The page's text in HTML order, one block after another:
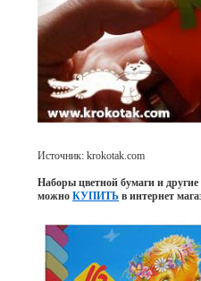
Источник: krokotak.com
Наборы цветной бумаги и другие
можно КУПИТЬв интернет